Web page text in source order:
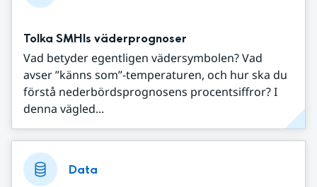
Tolka SMHIs väderprognoser
Vad betyder egentligen vädersymbolen? Vad
avser ”känns som”-temperaturen, och hur ska du
förstå nederbördsprognosens procentsiffror? I
denna vägled...
Data